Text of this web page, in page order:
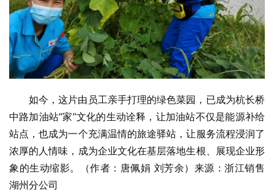
如今，这片由员工亲手打理的绿色菜园，已成为杭长桥
中路加油站“家”文化的生动诠释，让加油站不仅是能源补给
站点，也成为一个充满温情的旅途驿站，让服务流程浸润了
浓厚的人情味，成为企业文化在基层落地生根、展现企业形
象的生动缩影。（作者：唐佩娟 刘芳余）来源：浙江销售
湖州分公司